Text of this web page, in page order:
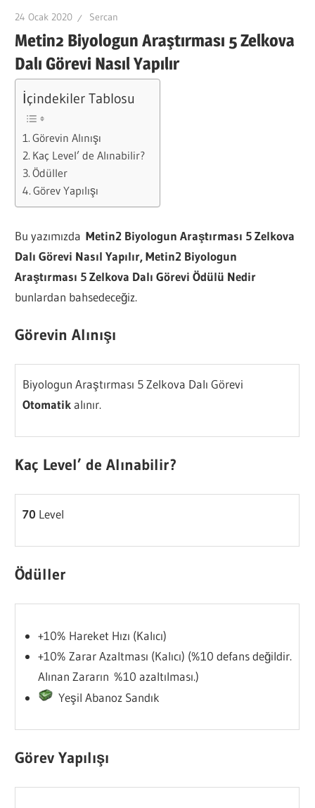
24 Ocak 2020 Sercan
Metin2 Biyologun Araştırması 5 Zelkova
Dalı Görevi Nasıl Yapılır
İçindekiler Tablosu
Görevin Alınışı
Kaç Level’ de Alınabilir?
Ödüller
Görev Yapılışı
Bu yazımızdaMetin2 Biyologun Araştırması 5 Zelkova
Dalı Görevi Nasıl Yapılır, Metin2 Biyologun
Araştırması 5 Zelkova Dalı Görevi Ödülü Nedir
bunlardan bahsedeceğiz.
Görevin Alınışı
Biyologun Araştırması 5 Zelkova Dalı Görevi
Otomatikalınır.
Kaç Level’ de Alınabilir?
70 Level
Ödüller
+10% Hareket Hızı (Kalıcı)
+10% Zarar Azaltması (Kalıcı) (%10 defans değildir.
Alınan Zararın %10 azaltılması.)
Yeşil Abanoz Sandık
Görev Yapılışı